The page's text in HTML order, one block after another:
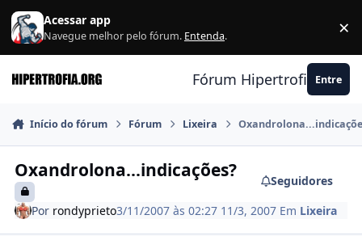
Ir para conteúdo
Acessar app
Navegue melhor pelo fórum. Entenda. ×
Fórum Hipertrofia.org
Entre
Início do fórum Fórum Lixeira
Oxandrolona...indicações?
Seguidores
Por rondyprieto3/11/2007 às 02:27 11/3, 2007 Em Lixeira